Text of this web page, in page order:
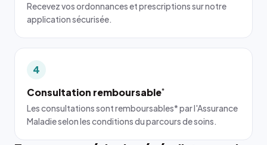
Recevez vos ordonnances et prescriptions sur notre
application sécurisée.
4
Consultation remboursable*
Les consultations sont remboursables* par l'Assurance
Maladie selon les conditions du parcours de soins.